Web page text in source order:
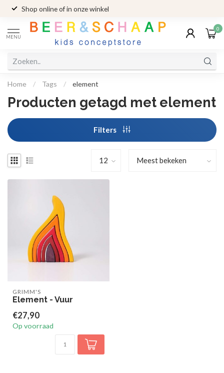
Shop online of in onze winkel
MENU
0
Home / Tags / element
Producten getagd met element
Filters
GRIMM'S
Element - Vuur
€27,90
Op voorraad